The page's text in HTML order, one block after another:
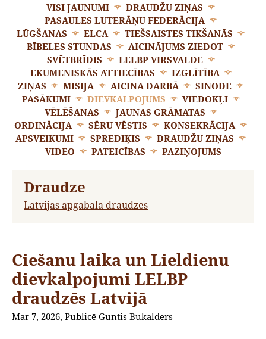
VISI JAUNUMI
DRAUDŽU ZIŅAS
PASAULES LUTERĀŅU FEDERĀCIJA
LŪGŠANAS
ELCA
TIEŠSAISTES TIKŠANĀS
BĪBELES STUNDAS
AICINĀJUMS ZIEDOT
SVĒTBRĪDIS
LELBP VIRSVALDE
EKUMENISKĀS ATTIECĪBAS
IZGLĪTĪBA
ZIŅAS
MISIJA AICINA DARBĀ
SINODE
PASĀKUMI
DIEVKALPOJUMS
VIEDOKĻI
VĒLĒŠANAS
JAUNAS GRĀMATAS
ORDINĀCIJA
SĒRU VĒSTIS
KONSEKRĀCIJA
APSVEIKUMI
SPREDIĶIS
DRAUDŽU ZIŅAS
VIDEO
PATEICĪBAS PAZIŅOJUMS
Draudze
Latvijas apgabala draudzes
Ciešanu laika un Lieldienu
dievkalpojumi LELBP
draudzēs Latvijā
Mar 7, 2026, Publicē Guntis Bukalders